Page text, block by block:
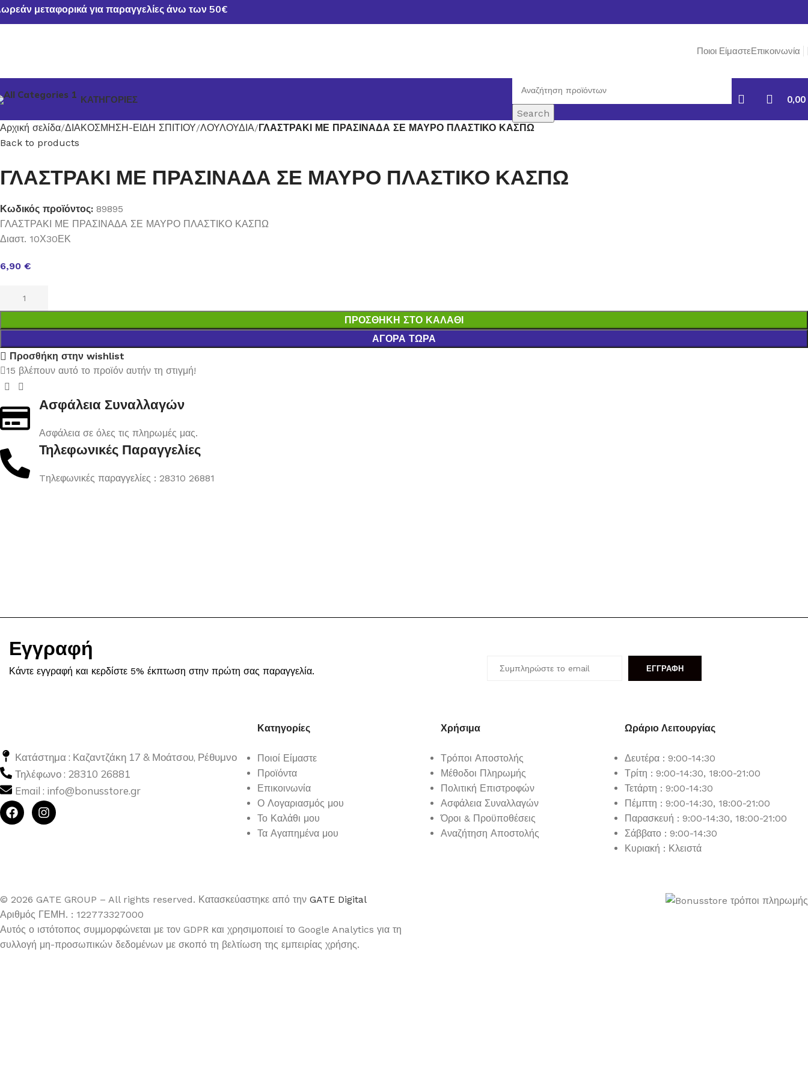
μεταφορικά για παραγγελίες άνω των 50€
Ποιοι ΕίμαστεΕπικοινωνία
ΚΑΤΗΓΟΡΙΕΣ
Search
0,00
Αρχική σελίδα ΔΙΑΚΟΣΜΗΣΗ-ΕΙΔΗ ΣΠΙΤΙΟΥ ΛΟΥΛΟΥΔΙΑ ΓΛΑΣΤΡΑΚΙ ΜΕ ΠΡΑΣΙΝΑΔΑ ΣΕ ΜΑΥΡΟ ΠΛΑΣΤΙΚΟ ΚΑΣΠΩ
Back to products
ΓΛΑΣΤΡΑΚΙ ΜΕ ΠΡΑΣΙΝΑΔΑ ΣΕ ΜΑΥΡΟ ΠΛΑΣΤΙΚΟ ΚΑΣΠΩ
Κωδικός προϊόντος: 89895
ΓΛΑΣΤΡΑΚΙ ΜΕ ΠΡΑΣΙΝΑΔΑ ΣΕ ΜΑΥΡΟ ΠΛΑΣΤΙΚΟ ΚΑΣΠΩ
Διαστ. 10Χ30ΕΚ
6,90 €
ΠΡΟΣΘΉΚΗ ΣΤΟ ΚΑΛΆΘΙ
ΑΓΟΡΆ ΤΏΡΑ
Προσθήκη στην wishlist
15 βλέπουν αυτό το προϊόν αυτήν τη στιγμή!
Ασφάλεια Συναλλαγών
Ασφάλεια σε όλες τις πληρωμές μας.
Τηλεφωνικές Παραγγελίες
Tηλεφωνικές παραγγελίες : 28310 26881
Εγγραφή
Κάντε εγγραφή και κερδίστε 5% έκπτωση στην πρώτη σας παραγγελία. ΕΓΓΡΑΦΗ
Κατάστημα : Καζαντζάκη 17 & Μοάτσου, Ρέθυμνο
Τηλέφωνο : 28310 26881
Email : info@bonusstore.gr
Κατηγορίες
Ποιοί Είμαστε
Προϊόντα
Επικοινωνία
Ο Λογαριασμός μου
Το Καλάθι μου
Τα Αγαπημένα μου
Χρήσιμα
Τρόποι Αποστολής
Μέθοδοι Πληρωμής
Πολιτική Επιστροφών
Ασφάλεια Συναλλαγών
Όροι & Προϋποθέσεις
Αναζήτηση Αποστολής
Ωράριο Λειτουργίας
Δευτέρα : 9:00-14:30
Τρίτη : 9:00-14:30, 18:00-21:00
Τετάρτη : 9:00-14:30
Πέμπτη : 9:00-14:30, 18:00-21:00
Παρασκευή : 9:00-14:30, 18:00-21:00
Σάββατο : 9:00-14:30
Κυριακή : Κλειστά
© 2026 GATE GROUP – All rights reserved. Κατασκεύαστηκε από την GATE Digital
Αριθμός ΓΕΜΗ. : 122773327000
Αυτός ο ιστότοπος συμμορφώνεται με τον GDPR και χρησιμοποιεί το Google Analytics για τη
συλλογή μη-προσωπικών δεδομένων με σκοπό τη βελτίωση της εμπειρίας χρήσης.